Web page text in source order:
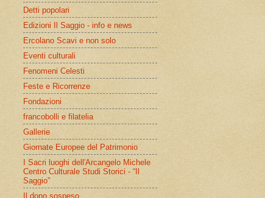
Detti popolari
Edizioni Il Saggio - info e news
Ercolano Scavi e non solo
Eventi culturali
Fenomeni Celesti
Feste e Ricorrenze
Fondazioni
francobolli e filatelia
Gallerie
Giornate Europee del Patrimonio
I Sacri luoghi dell'Arcangelo Michele
Centro Culturale Studi Storici - “Il
Saggio”
Il dono sospeso